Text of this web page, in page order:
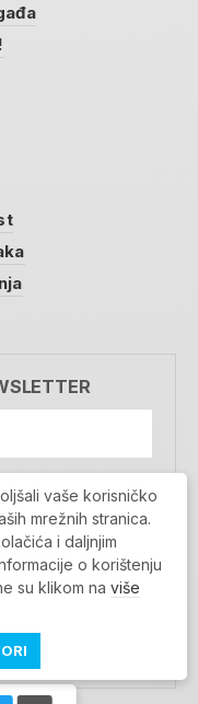
u bazu
vaše korisničko
mrežnih stranica.
i daljnjim
o korištenju
su klikom na više